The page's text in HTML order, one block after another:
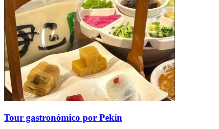
Tour gastronómico por Pekín